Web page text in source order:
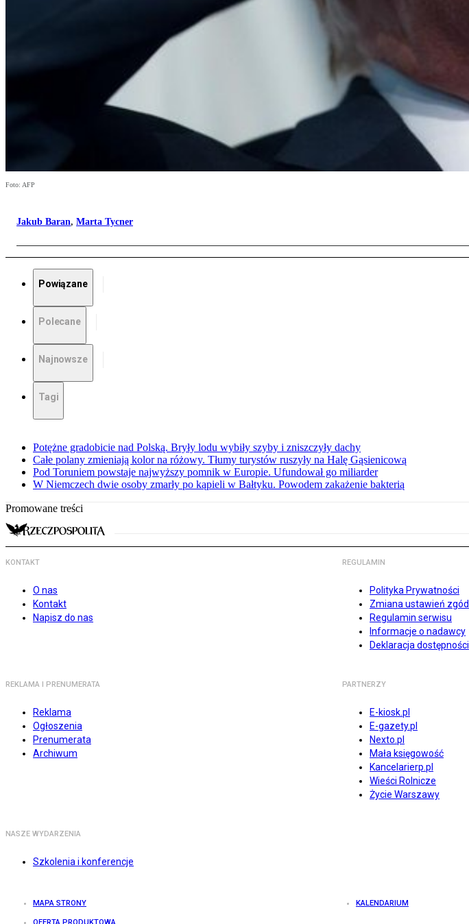
Foto: AFP
Jakub Baran, Marta Tycner
Powiązane
Polecane
Najnowsze
Tagi
Potężne gradobicie nad Polską. Bryły lodu wybiły szyby i zniszczyły dachy
Całe polany zmieniają kolor na różowy. Tłumy turystów ruszyły na Halę Gąsienicową
Pod Toruniem powstaje najwyższy pomnik w Europie. Ufundował go miliarder
W Niemczech dwie osoby zmarły po kąpieli w Bałtyku. Powodem zakażenie bakterią
Promowane treści
KONTAKT
O nas
Kontakt
Napisz do nas
REGULAMIN
Polityka Prywatności
Zmiana ustawień zgód
Regulamin serwisu
Informacje o nadawcy
Deklaracja dostępności
REKLAMA I PRENUMERATA
Reklama
Ogłoszenia
Prenumerata
Archiwum
PARTNERZY
E-kiosk.pl
E-gazety.pl
Nexto.pl
Mała księgowość
Kancelarierp.pl
Wieści Rolnicze
Życie Warszawy
NASZE WYDARZENIA
Szkolenia i konferencje
MAPA STRONY KALENDARIUM